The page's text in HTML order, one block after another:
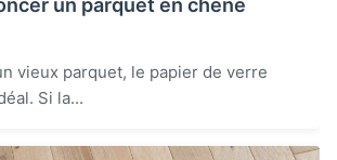
un parquet en chêne
vieux parquet, le papier de verre
Si la...